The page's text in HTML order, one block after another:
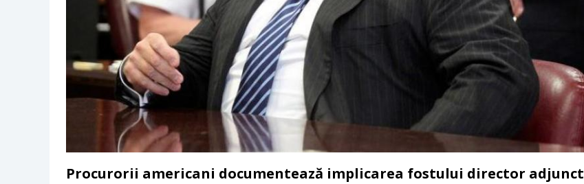
Procurorii americani documentează implicarea fostului director adjunct